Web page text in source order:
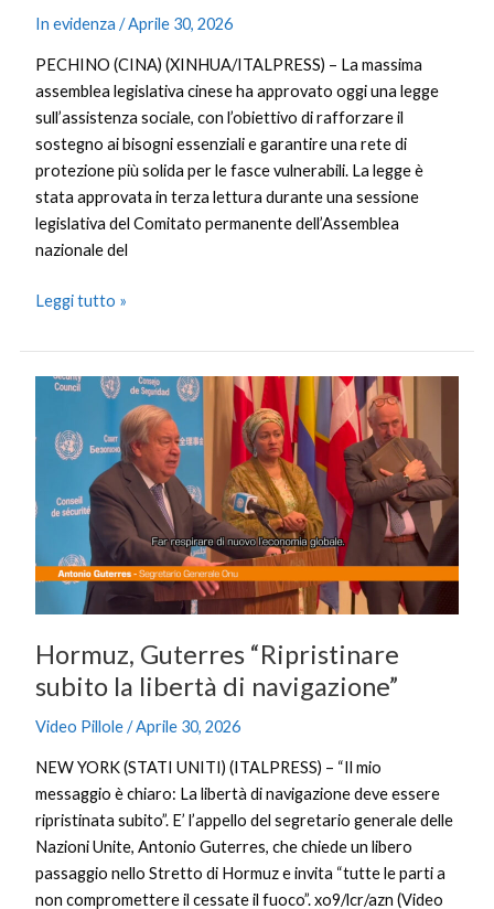
In evidenza /Aprile 30, 2026
PECHINO (CINA) (XINHUA/ITALPRESS) – La massima
assemblea legislativa cinese ha approvato oggi una legge
sull’assistenza sociale, con l’obiettivo di rafforzare il
sostegno ai bisogni essenziali e garantire una rete di
protezione più solida per le fasce vulnerabili. La legge è
stata approvata in terza lettura durante una sessione
legislativa del Comitato permanente dell’Assemblea
nazionale del
Leggi tutto »
Hormuz, Guterres “Ripristinare
subito la libertà di navigazione”
Video Pillole/Aprile 30, 2026
NEW YORK (STATI UNITI) (ITALPRESS) – “Il mio
messaggio è chiaro: La libertà di navigazione deve essere
ripristinata subito”. E’ l’appello del segretario generale delle
Nazioni Unite, Antonio Guterres, che chiede un libero
passaggio nello Stretto di Hormuz e invita “tutte le parti a
non compromettere il cessate il fuoco”. xo9/lcr/azn (Video
Hormuz,
“Ripristinare
subito
libertà
navigazione”